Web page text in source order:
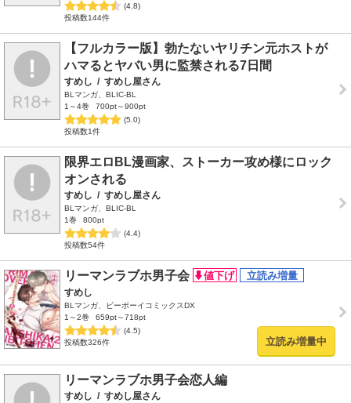
(4.8)
投稿数144件
【フルカラー版】勃たないヤリチン元ホストが
ハマるとヤバい男に監禁される7日間
すめし / すめし屋さん
BLマンガ、BLIC-BL
1～4巻
700pt～900pt
(5.0)
投稿数1件
限界エロBL漫画家、ストーカー攻め様にロック
オンされる
すめし / すめし屋さん
BLマンガ、BLIC-BL
1巻
800pt
(4.4)
投稿数54件
リーマンラブホ男子会
すめし
BLマンガ、ビーボーイコミックスDX
1～2巻
659pt～718pt
(4.5)
投稿数326件
立読み増量中
リーマンラブホ男子会恋人編
すめし / すめし屋さん